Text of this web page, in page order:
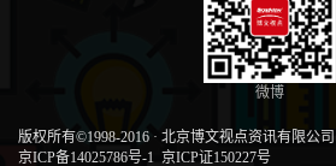
微博
版权所有©1998-2016 · 北京博文视点资讯有限公司
京ICP备14025786号-1 京ICP证150227号